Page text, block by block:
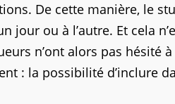
De cette manière, le
jour ou à l’autre. Et cela
n’ont alors pas hésité à
: la possibilité d’inclure